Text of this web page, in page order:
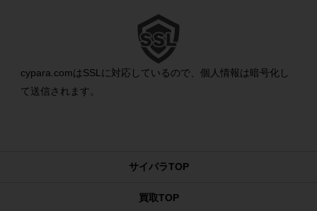
cypara.comはSSLに対応しているので、個人情報は暗号化し
て送信されます。
サイパラTOP
買取TOP